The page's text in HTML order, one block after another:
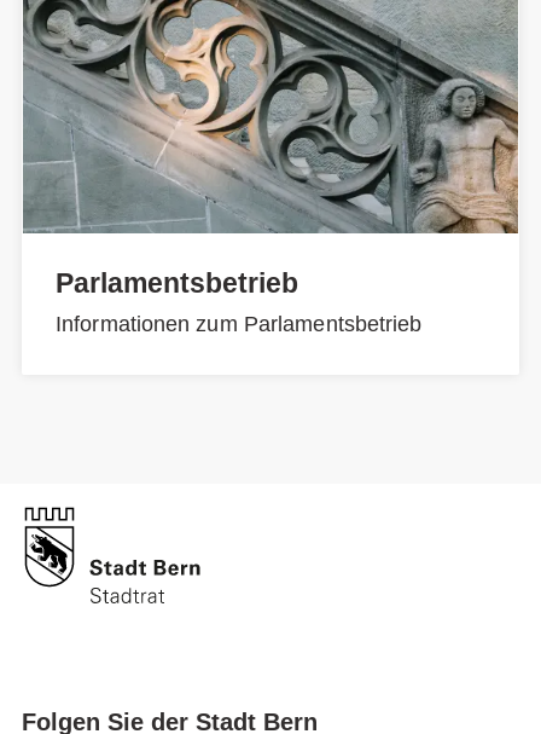
Parlamentsbetrieb
Informationen zum Parlamentsbetrieb
Folgen Sie der Stadt Bern